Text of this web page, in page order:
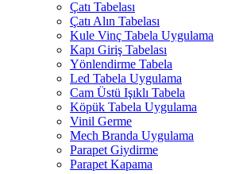
Çatı Tabelası
Çatı Alın Tabelası
Kule Vinç Tabela Uygulama
Kapı Giriş Tabelası
Yönlendirme Tabela
Led Tabela Uygulama
Cam Üstü Işıklı Tabela
Köpük Tabela Uygulama
Vinil Germe
Mech Branda Uygulama
Parapet Giydirme
Parapet Kapama